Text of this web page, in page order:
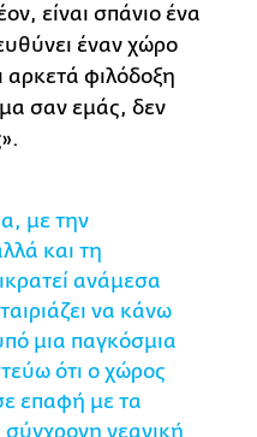
είναι σπάνιο ένα
έναν χώρο
αρκετά φιλόδοξη
σαν εμάς, δεν
με την
και τη
ανάμεσα
να κάνω
μια παγκόσμια
ότι ο χώρος
επαφή με τα
νεανική